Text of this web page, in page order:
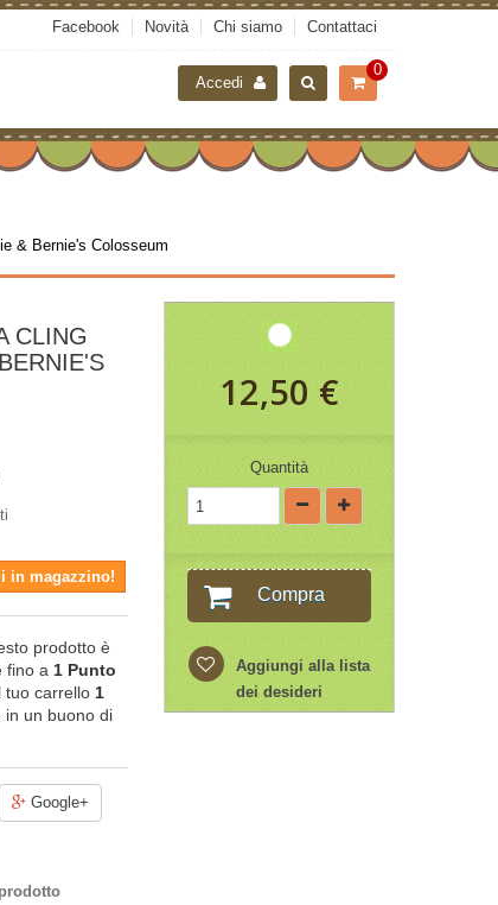
Facebook Novità Chi siamo Contattaci
0
Accedi
& Bernie's Colosseum
CLING
in magazzino!
prodotto è
fino a 1 Punto
tuo carrello 1
in un buono di
Google+
12,50 €
Quantità
Compra
Aggiungi alla lista
dei desideri